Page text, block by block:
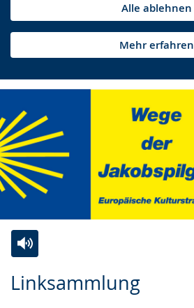
Alle ablehnen
Mehr erfahren
Linksammlung
Leichten
Audio-
Video